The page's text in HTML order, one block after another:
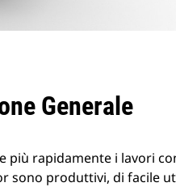
Generale
rapidamente i lavori
produttivi, di facile